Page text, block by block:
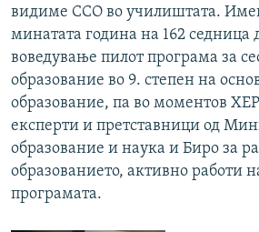
видиме ССО во училиштата.
минатата година на 162 седница
воведување пилот програма за
образование во 9. степен на
образование, па во моментов
експерти и претставници од
образование и наука и Биро за
образованието, активно работи
програмата.